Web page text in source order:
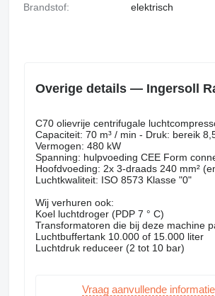
Brandstof: elektrisch
Overige details — Ingersoll
C70 olievrije centrifugale
Capaciteit: 70 m³ / min - Druk: bereik
Vermogen: 480 kW
Spanning: hulpvoeding CEE Form
Hoofdvoeding: 2x 3-draads 240 mm²
Luchtkwaliteit: ISO 8573 Klasse "0"
Wij verhuren ook:
Koel luchtdroger (PDP 7 ° C)
Transformatoren die bij deze machine
Luchtbuffertank 10.000 of 15.000 liter
Luchtdruk reduceer (2 tot 10 bar)
Vraag aanvullende